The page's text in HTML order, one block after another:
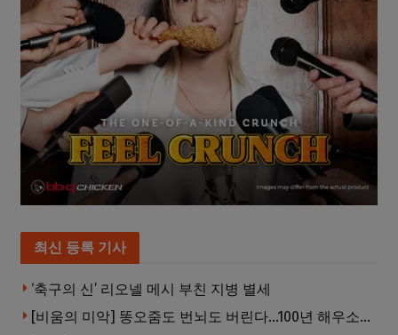
최신 등록 기사
‘축구의 신’ 리오넬 메시 부친 지병 별세
[비움의 미악] 똥오줌도 번뇌도 버린다…100년 해우소의 철학